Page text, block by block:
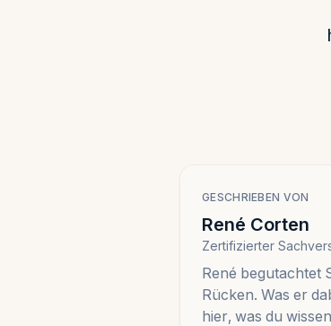
GESCHRIEBEN VON
René Corten
Zertifizierter
René begutachtet
Rücken. Was er
hier, was du